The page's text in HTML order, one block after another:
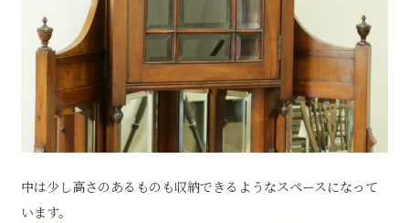
中は少し高さのあるものも収納できるようなスペースになって
います。